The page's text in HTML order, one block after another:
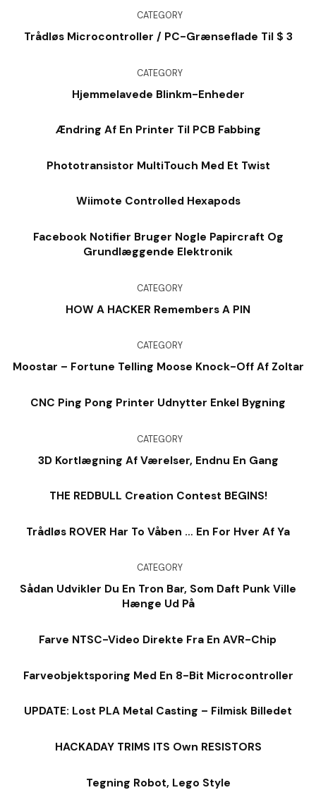
CATEGORY
Trådløs Microcontroller / PC-Grænseflade Til $ 3
CATEGORY
Hjemmelavede Blinkm-Enheder
Ændring Af En Printer Til PCB Fabbing
Phototransistor MultiTouch Med Et Twist
Wiimote Controlled Hexapods
Facebook Notifier Bruger Nogle Papircraft Og
Grundlæggende Elektronik
CATEGORY
HOW A HACKER Remembers A PIN
CATEGORY
Moostar – Fortune Telling Moose Knock-Off Af Zoltar
CNC Ping Pong Printer Udnytter Enkel Bygning
CATEGORY
3D Kortlægning Af Værelser, Endnu En Gang
THE REDBULL Creation Contest BEGINS!
Trådløs ROVER Har To Våben … En For Hver Af Ya
CATEGORY
Sådan Udvikler Du En Tron Bar, Som Daft Punk Ville
Hænge Ud På
Farve NTSC-Video Direkte Fra En AVR-Chip
Farveobjektsporing Med En 8-Bit Microcontroller
UPDATE: Lost PLA Metal Casting – Filmisk Billedet
HACKADAY TRIMS ITS Own RESISTORS
Tegning Robot, Lego Style